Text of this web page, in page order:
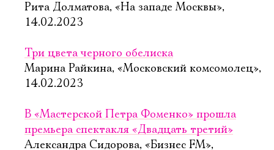
Рита Долматова, «На западе Москвы»,
14.02.2023
Три цвета черного обелиска
Марина Райкина, «Московский комсомолец»,
14.02.2023
В «Мастерской Петра Фоменко» прошла
премьера спектакля «Двадцать третий»
Александра Сидорова, «Бизнес FM»,